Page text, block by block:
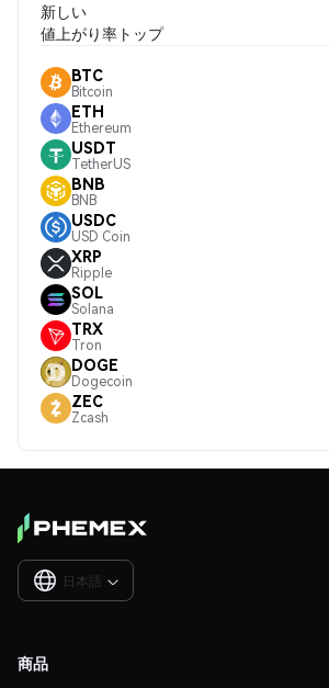
新しい
値上がり率トップ
BTC
Bitcoin
ETH
Ethereum
USDT
TetherUS
BNB
BNB
USDC
USD Coin
XRP
Ripple
SOL
Solana
TRX
Tron
DOGE
Dogecoin
ZEC
Zcash
日本語 
商品